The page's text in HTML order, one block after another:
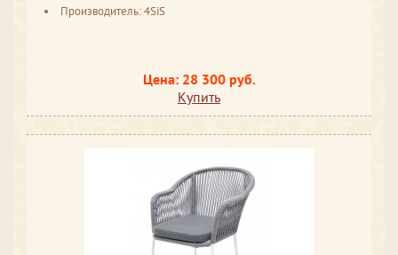
Производитель: 4SiS
Цена: 28 300 руб.
Купить